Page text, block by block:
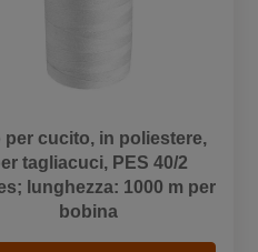
per cucito, in poliestere,
tagliacuci, PES 40/2
lunghezza: 1000 m per
bobina